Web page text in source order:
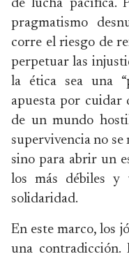
de lucha pacífica.
pragmatismo
corre el riesgo de
perpetuar las
la ética sea una
apuesta por cuidar
de un mundo
supervivencia no se
sino para abrir un
los más débiles y
solidaridad.
En este marco, los
una contradicción.